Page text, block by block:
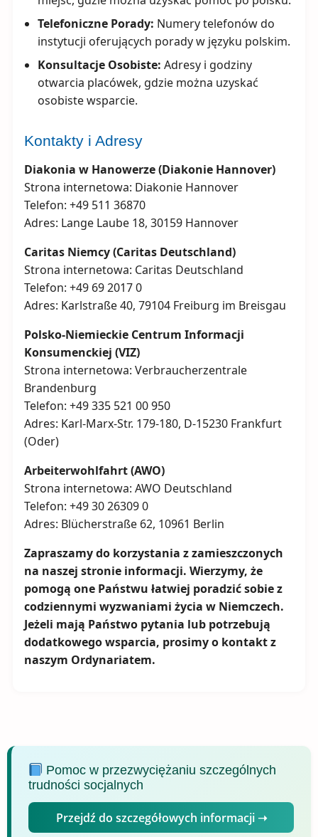
Telefoniczne Porady: Numery telefonów do
instytucji oferujących porady w języku polskim.
Konsultacje Osobiste: Adresy i godziny
otwarcia placówek, gdzie można uzyskać
osobiste wsparcie.
Kontakty i Adresy
Diakonia w Hanowerze (Diakonie Hannover)
Strona internetowa: Diakonie Hannover
Telefon: +49 511 36870
Adres: Lange Laube 18, 30159 Hannover
Caritas Niemcy (Caritas Deutschland)
Strona internetowa: Caritas Deutschland
Telefon: +49 69 2017 0
Adres: Karlstraße 40, 79104 Freiburg im Breisgau
Polsko-Niemieckie Centrum Informacji
Konsumenckiej (VIZ)
Strona internetowa: Verbraucherzentrale
Brandenburg
Telefon: +49 335 521 00 950
Adres: Karl-Marx-Str. 179-180, D-15230 Frankfurt
(Oder)
Arbeiterwohlfahrt (AWO)
Strona internetowa: AWO Deutschland
Telefon: +49 30 26309 0
Adres: Blücherstraße 62, 10961 Berlin
Zapraszamy do korzystania z zamieszczonych
na naszej stronie informacji. Wierzymy, że
pomogą one Państwu łatwiej poradzić sobie z
codziennymi wyzwaniami życia w Niemczech.
Jeżeli mają Państwo pytania lub potrzebują
dodatkowego wsparcia, prosimy o kontakt z
naszym Ordynariatem.
Pomoc w przezwyciężaniu szczególnych
trudności socjalnych
Przejdź do szczegółowych informacji ➝